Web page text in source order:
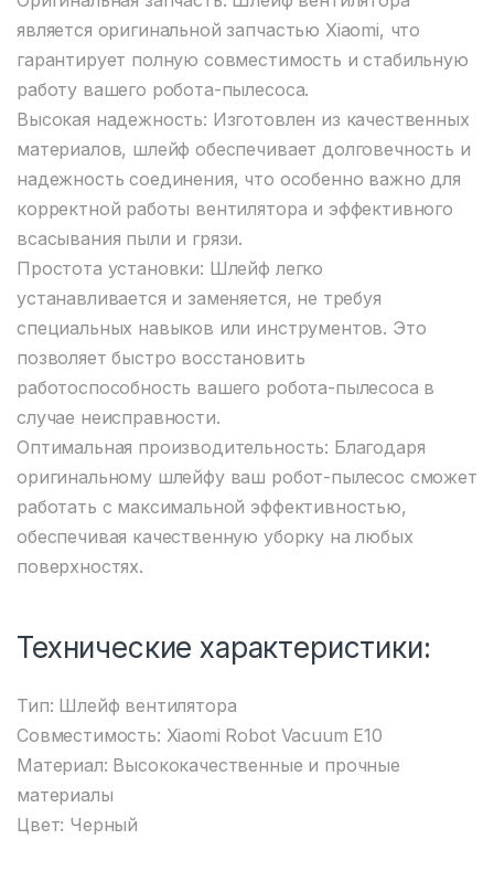
является оригинальной запчастью Xiaomi, что
гарантирует полную совместимость и стабильную
работу вашего робота-пылесоса.
Высокая надежность: Изготовлен из качественных
материалов, шлейф обеспечивает долговечность и
надежность соединения, что особенно важно для
корректной работы вентилятора и эффективного
всасывания пыли и грязи.
Простота установки: Шлейф легко
устанавливается и заменяется, не требуя
специальных навыков или инструментов. Это
позволяет быстро восстановить
работоспособность вашего робота-пылесоса в
случае неисправности.
Оптимальная производительность: Благодаря
оригинальному шлейфу ваш робот-пылесос сможет
работать с максимальной эффективностью,
обеспечивая качественную уборку на любых
поверхностях.
Технические характеристики:
Тип: Шлейф вентилятора
Совместимость: Xiaomi Robot Vacuum E10
Материал: Высококачественные и прочные
материалы
Цвет: Черный